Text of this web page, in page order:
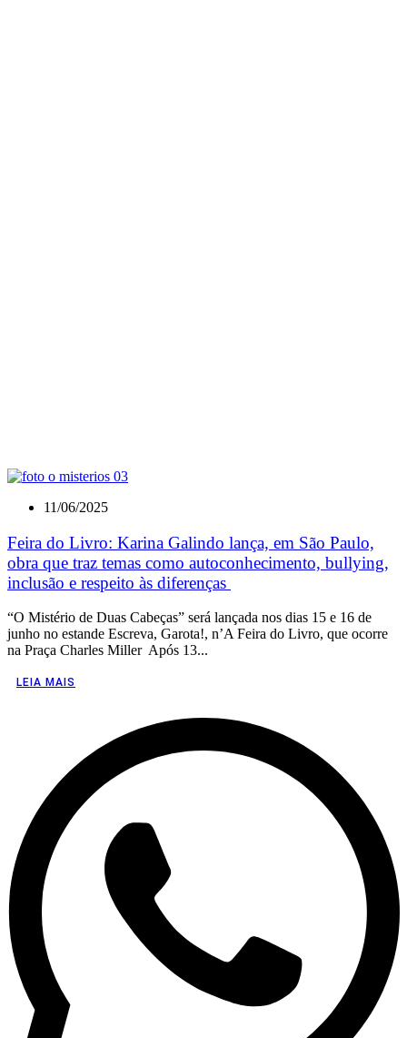
11/06/2025
Feira do Livro: Karina Galindo lança, em São Paulo,
obra que traz temas como autoconhecimento, bullying,
inclusão e respeito às diferenças
“O Mistério de Duas Cabeças” será lançada nos dias 15 e 16 de
junho no estande Escreva, Garota!, n’A Feira do Livro, que ocorre
na Praça Charles Miller Após 13...
LEIA MAIS